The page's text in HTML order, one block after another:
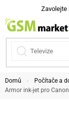
Zavolejte
Domů Počítače a
Armor ink-jet pro